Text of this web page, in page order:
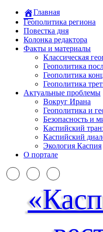
Главная
Геополитика региона
Повестка дня
Колонка редактора
Факты и материалы
Классическая
Геополитика
Геополитика
Геополитика
Актуальные проблемы
Вокруг Ирана
Геополитика и
Безопасность и
Каспийский
Каспийский
Экология Каспия
О портале